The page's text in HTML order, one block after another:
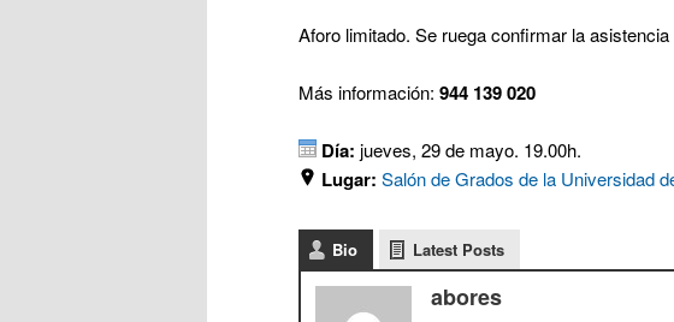
Aforo limitado. Se ruega confirmar la
Más información: 944 139 020
Día: jueves, 29 de mayo. 19.00h.
Lugar: Salón de Grados de la Universidad
Bio Latest Posts
abores